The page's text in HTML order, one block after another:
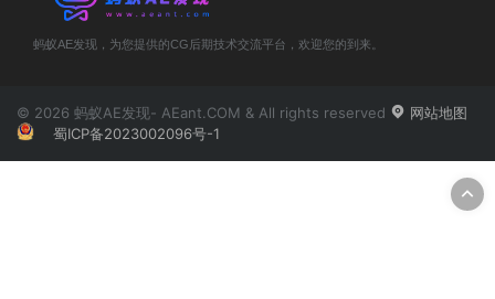
蚂蚁AE发现，为您提供的CG后期技术交流平台，欢迎您的到来。
© 2026 蚂蚁AE发现- AEant.COM & All rights reserved
网站地图
蜀ICP备2023002096号-1